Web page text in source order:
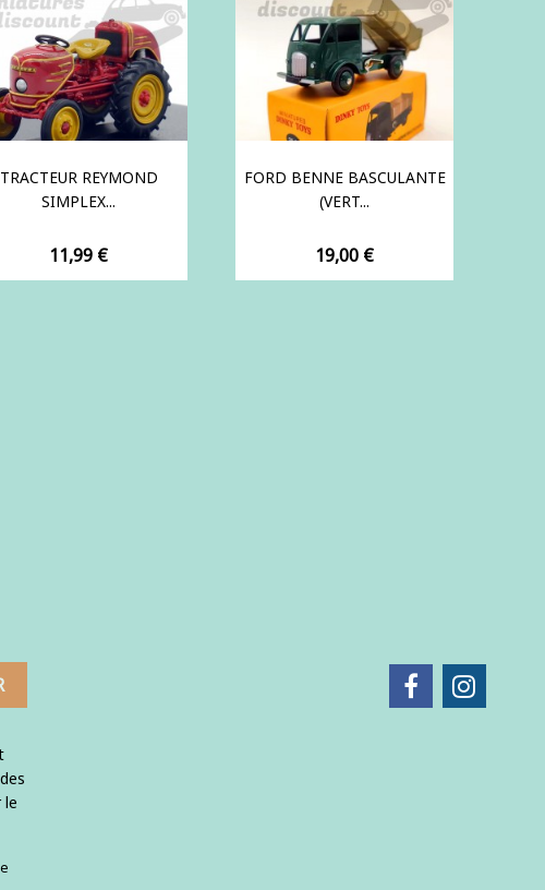
TRACTEUR REYMOND
SIMPLEX...
Prix
11,99 €
FORD BENNE BASCULANTE
(VERT...
Prix
19,00 €
le